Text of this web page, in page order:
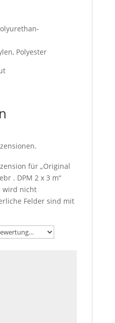
Polyester
für „Original
. DPM 2 x 3 m“
wird nicht
Felder sind mit